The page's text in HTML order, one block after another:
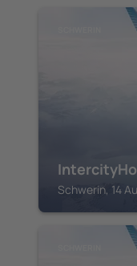
Schwerin, 14